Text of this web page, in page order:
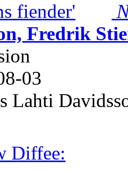
Fredrik
03
Lahti